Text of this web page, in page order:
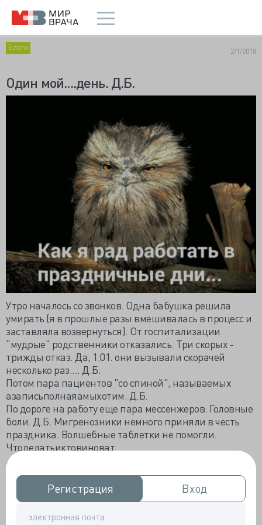
Регистрация
Регистрация Вход
Вход
Блоги 2/1/2018
Один мой....день. Д.Б.
Утро началось со звонков. Одна бабушка решила
умирать (я в прошлые разы вмешивалась в процесс и
заставляла возвернуться). От госпитализации
"мудрые" родственники отказались. Три скорых -
трижды отказ. Да, 1.01. они вызывали скорачей
несколько раз.... Д.Б.
Потом пара пациентов "со спиной", называемых
азаписьполнаяамыхотим. Д.Б.
По дороге на работу еще пара мессенжеров. Головные
боли. Д.Б. Мигренозники немного приняли в честь
праздника. Волшебные таблетки не помогли.
Чтоделатьиктовиноват.
Пара пациентов с пиздецомой головного мозга. Из
деревень. Настроены помереть без операций и "этой
вашей химии". Причем, больше настроены их
великовозрастные наследники. Практически
спрашивали, как умертвить побыстрее... Одной из